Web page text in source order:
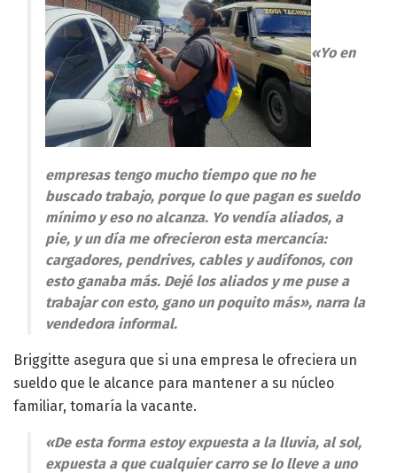
«Yo en
empresas tengo mucho tiempo que no he
buscado trabajo, porque lo que pagan es sueldo
mínimo y eso no alcanza. Yo vendía aliados, a
pie, y un día me ofrecieron esta mercancía:
cargadores, pendrives, cables y audífonos, con
esto ganaba más. Dejé los aliados y me puse a
trabajar con esto, gano un poquito más», narra la
vendedora informal.
Briggitte asegura que si una empresa le ofreciera un
sueldo que le alcance para mantener a su núcleo
familiar, tomaría la vacante.
«De esta forma estoy expuesta a la lluvia, al sol,
expuesta a que cualquier carro se lo lleve a uno